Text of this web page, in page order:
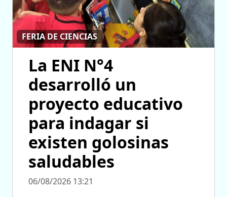
FERIA DE CIENCIAS
La ENI N°4
desarrolló un
proyecto educativo
para indagar si
existen golosinas
saludables
06/08/2026 13:21